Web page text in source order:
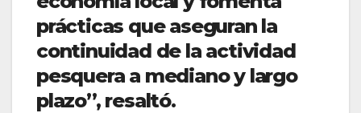
prácticas que aseguran la
continuidad de la actividad
pesquera a mediano y largo
plazo”, resaltó.